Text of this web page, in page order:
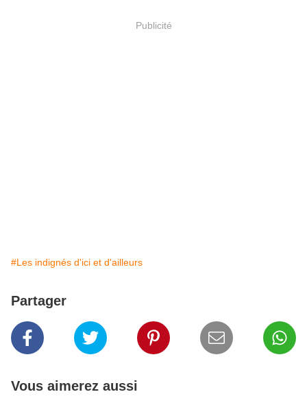
Publicité
#Les indignés d'ici et d'ailleurs
Partager
Vous aimerez aussi